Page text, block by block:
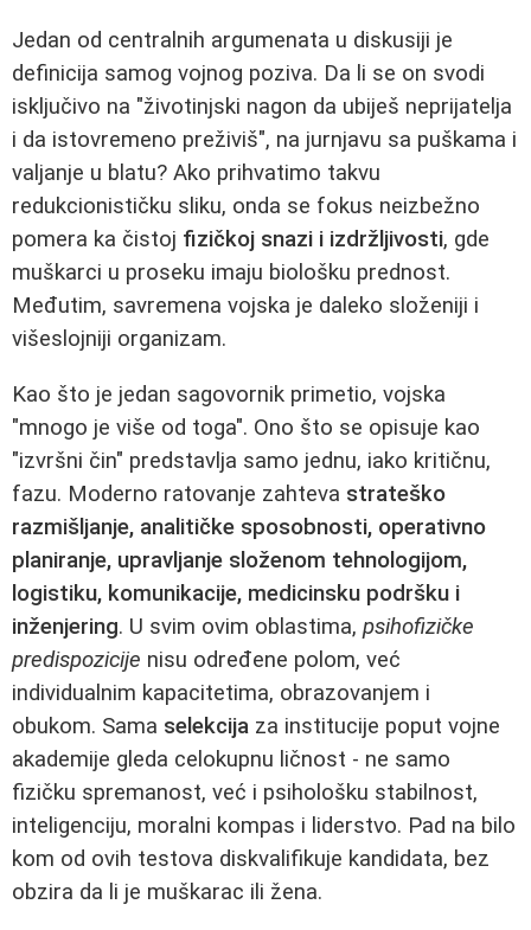
Jedan od centralnih argumenata u diskusiji je
definicija samog vojnog poziva. Da li se on svodi
isključivo na "životinjski nagon da ubiješ neprijatelja
i da istovremeno preživiš", na jurnjavu sa puškama i
valjanje u blatu? Ako prihvatimo takvu
redukcionističku sliku, onda se fokus neizbežno
pomera ka čistoj fizičkoj snazi i izdržljivosti, gde
muškarci u proseku imaju biološku prednost.
Međutim, savremena vojska je daleko složeniji i
višeslojniji organizam.
Kao što je jedan sagovornik primetio, vojska
"mnogo je više od toga". Ono što se opisuje kao
"izvršni čin" predstavlja samo jednu, iako kritičnu,
fazu. Moderno ratovanje zahteva strateško
razmišljanje, analitičke sposobnosti, operativno
planiranje, upravljanje složenom tehnologijom,
logistiku, komunikacije, medicinsku podršku i
inženjering. U svim ovim oblastima, psihofizičke
predispozicije nisu određene polom, već
individualnim kapacitetima, obrazovanjem i
obukom. Sama selekcija za institucije poput vojne
akademije gleda celokupnu ličnost - ne samo
fizičku spremanost, već i psihološku stabilnost,
inteligenciju, moralni kompas i liderstvo. Pad na bilo
kom od ovih testova diskvalifikuje kandidata, bez
obzira da li je muškarac ili žena.